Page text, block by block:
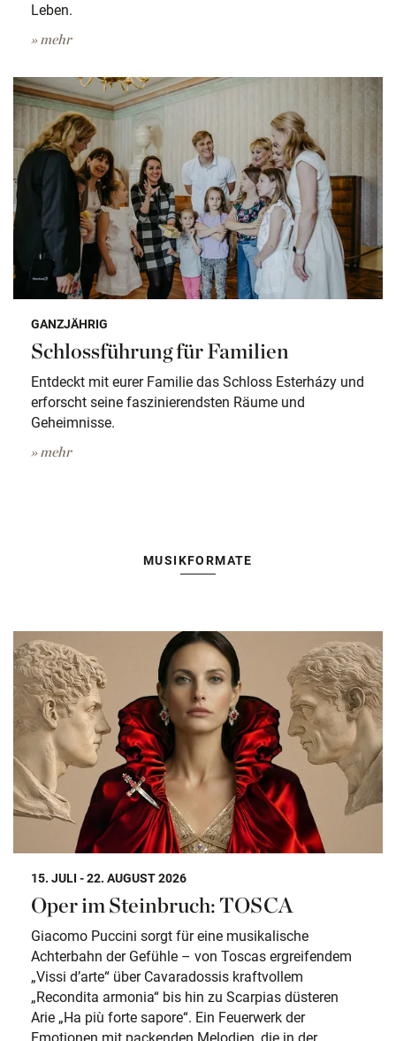
Leben.
» mehr
GANZJÄHRIG
Schlossführung für Familien
Entdeckt mit eurer Familie das Schloss Esterházy und
erforscht seine faszinierendsten Räume und
Geheimnisse.
» mehr
MUSIKFORMATE
15. JULI - 22. AUGUST 2026
Oper im Steinbruch: TOSCA
Giacomo Puccini sorgt für eine musikalische
Achterbahn der Gefühle – von Toscas ergreifendem
„Vissi d’arte“ über Cavaradossis kraftvollem
„Recondita armonia“ bis hin zu Scarpias düsteren
Arie „Ha più forte sapore“. Ein Feuerwerk der